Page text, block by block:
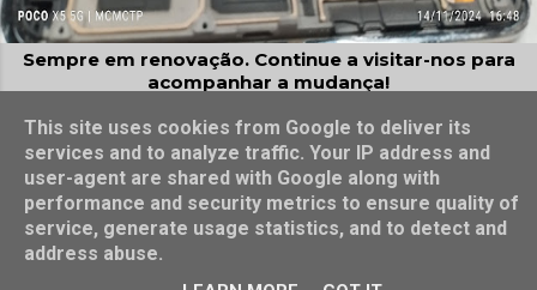
Sempre em renovação. Continue a visitar-nos para
acompanhar a mudança!
Com tecnologia do Blogger
@2023, 2024, 2025, 2026, Conceição Pereira
This site uses cookies from Google to deliver its
services and to analyze traffic. Your IP address and
user-agent are shared with Google along with
performance and security metrics to ensure quality of
service, generate usage statistics, and to detect and
address abuse.